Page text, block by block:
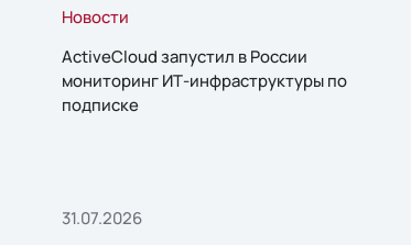
Новости
ActiveCloud запустил в России
мониторинг ИТ-инфраструктуры по
подписке
31.07.2026